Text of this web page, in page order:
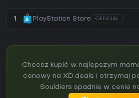
1 PlayStation Store OFFICIAL
Chcesz kupić w najlepszym
cenowy na XD.deals i otrzymaj
Souldiers spadnie w cenie